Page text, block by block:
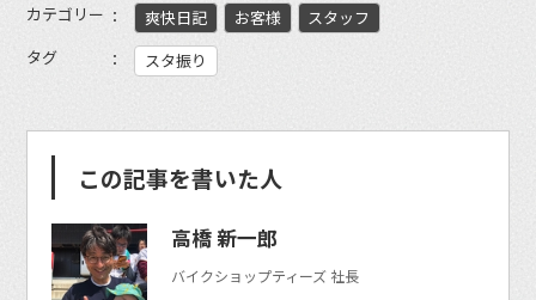
カテゴリー 爽快日記 お客様
スタッフ
タグ
スタ振り
この記事を書いた人
高橋 新一郎
バイクショップティーズ 社長